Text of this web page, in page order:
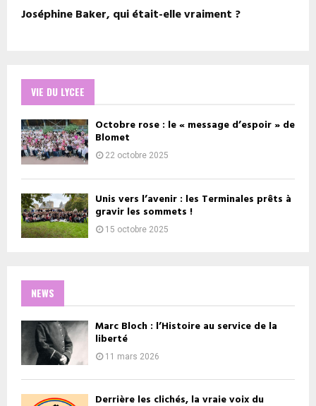
Joséphine Baker, qui était-elle vraiment ?
VIE DU LYCEE
Octobre rose : le « message d’espoir » de
Blomet
22 octobre 2025
Unis vers l’avenir : les Terminales prêts à
gravir les sommets !
15 octobre 2025
NEWS
Marc Bloch : l’Histoire au service de la
liberté
11 mars 2026
Derrière les clichés, la vraie voix du